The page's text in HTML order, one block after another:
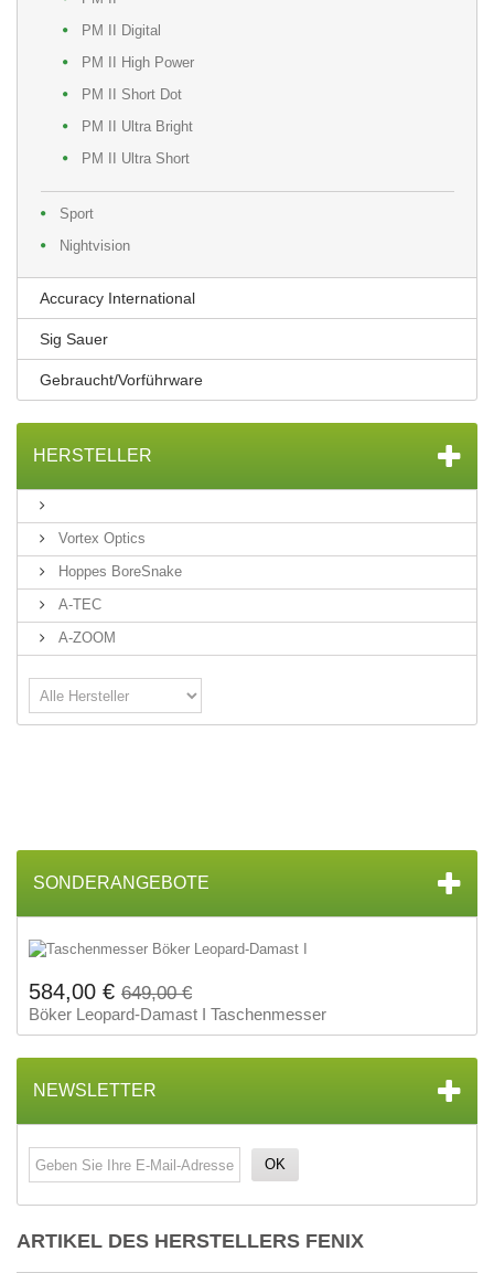
PM II Digital
PM II High Power
PM II Short Dot
PM II Ultra Bright
PM II Ultra Short
Sport
Nightvision
Accuracy International
Sig Sauer
Gebraucht/Vorführware
HERSTELLER
Vortex Optics
Hoppes BoreSnake
A-TEC
A-ZOOM
SONDERANGEBOTE
584,00 € 649,00 €
Böker Leopard-Damast I Taschenmesser
NEWSLETTER
OK
ARTIKEL DES HERSTELLERS FENIX